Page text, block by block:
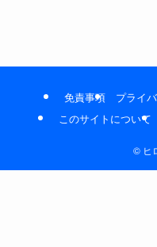
免責事項 プライ
このサイトについて
©ヒ